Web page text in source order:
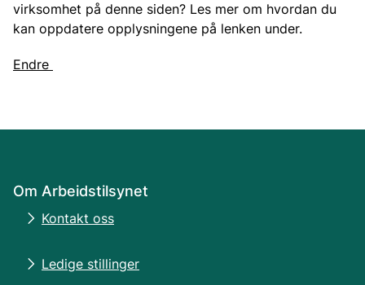
virksomhet på denne siden? Les mer om hvordan du
kan oppdatere opplysningene på lenken under.
Endre
Om Arbeidstilsynet
Kontakt oss
Ledige stillinger